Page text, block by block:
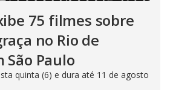
75 filmes sobre
no Rio de
São Paulo
quinta (6) e dura até 11 de agosto